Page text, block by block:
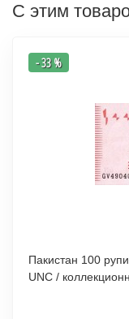
С этим
- 33 %
Пакистан 100 рупий 2013 Резиденция
UNC /